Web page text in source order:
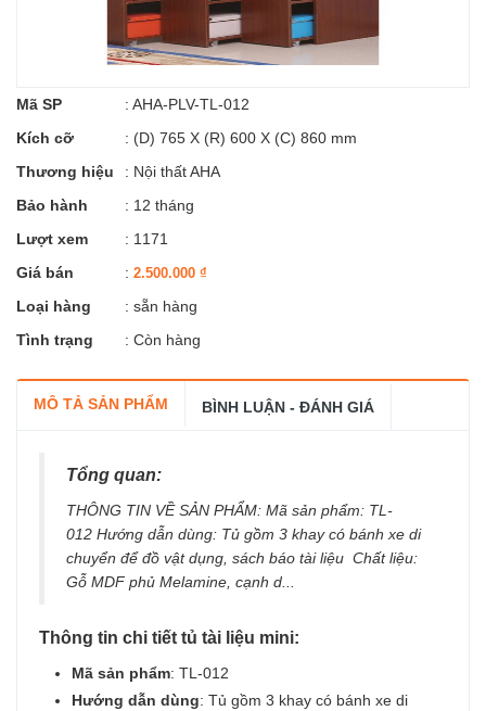
Mã SP : AHA-PLV-TL-012
Kích cỡ
: (D) 765 X (R) 600 X (C) 860 mm
Thương hiệu
: Nội thất AHA
Bảo hành
: 12 tháng
Lượt xem
: 1171
Giá bán
: 2.500.000 ₫
Loại hàng
: sẵn hàng
Tình trạng
: Còn hàng
MÔ TẢ SẢN PHẨM BÌNH LUẬN - ĐÁNH GIÁ
Tổng quan:
THÔNG TIN VỀ SẢN PHẨM: Mã sản phẩm: TL-
012 Hướng dẫn dùng: Tủ gồm 3 khay có bánh xe di
chuyển để đồ vật dụng, sách báo tài liệu Chất liệu:
Gỗ MDF phủ Melamine, cạnh d...
Thông tin chi tiết tủ tài liệu mini:
Mã sản phẩm: TL-012
Hướng dẫn dùng: Tủ gồm 3 khay có bánh xe di